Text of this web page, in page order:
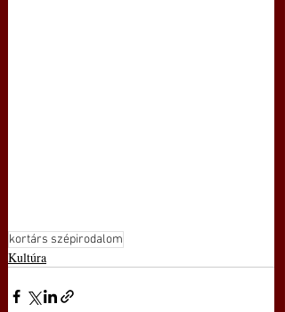
kortárs szépirodalom
Kultúra